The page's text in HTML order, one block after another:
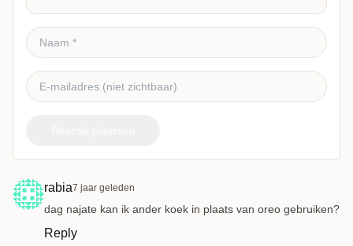
rabia7 jaar geleden
dag najate kan ik ander koek in plaats van oreo gebruiken?
Reply